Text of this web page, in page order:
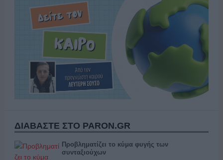
ΔΙΑΒΑΣΤΕ ΣΤΟ PARON.GR
Προβληματίζει το κύμα φυγής των
συνταξιούχων